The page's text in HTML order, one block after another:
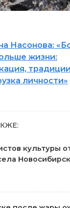
Насонова:
жизни:
личности»
культуры